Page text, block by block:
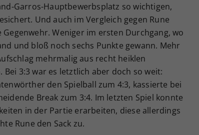
Garros-Hauptbewerbsplatz so wichtigen,
Und auch im Vergleich gegen Rune
Weniger im ersten Durchgang, wo
und bloß noch sechs Punkte gewann. Mehr
mehrmalig aus recht heiklen
3:3 war es letztlich aber doch so weit:
den Spielball zum 4:3, kassierte bei
Break zum 3:4. Im letzten Spiel konnte
in der Partie erarbeiten, diese allerdings
Rune den Sack zu.